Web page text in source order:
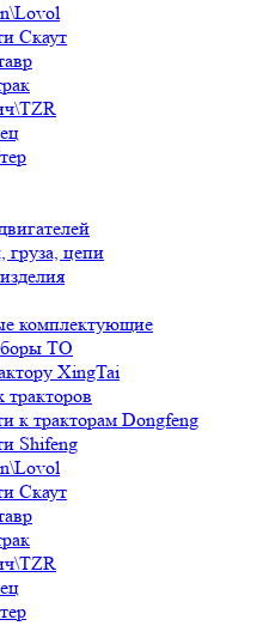
Скаут
цепи
комплектующие
ТО
XingTai
к тракторам Dongfeng
Shifeng
Скаут